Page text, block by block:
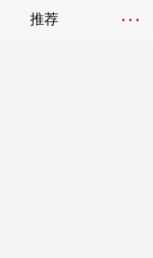
推荐